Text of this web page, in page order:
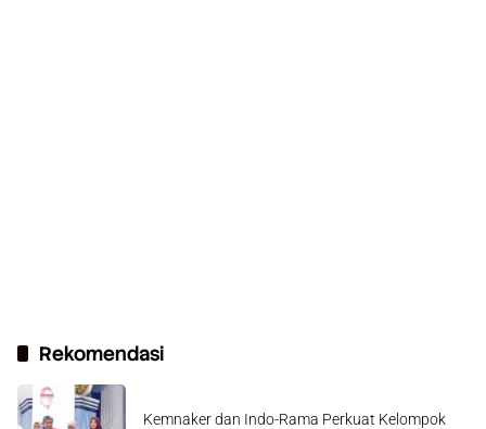
Rekomendasi
Kemnaker dan Indo-Rama Perkuat Kelompok